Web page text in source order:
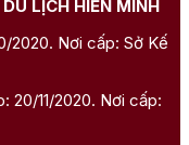
LỊCH HIỀN MINH
2020. Nơi cấp: Sở Kế
20/11/2020. Nơi cấp: